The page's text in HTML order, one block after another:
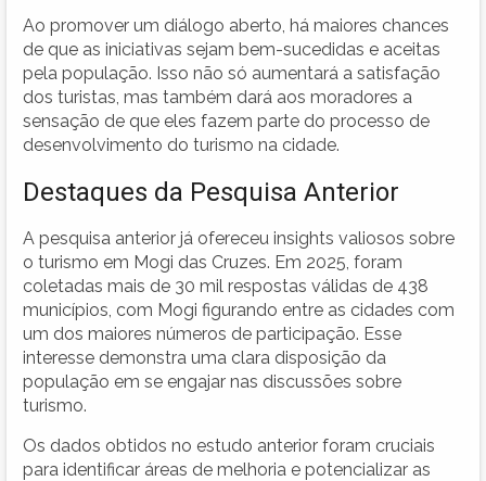
Ao promover um diálogo aberto, há maiores chances
de que as iniciativas sejam bem-sucedidas e aceitas
pela população. Isso não só aumentará a satisfação
dos turistas, mas também dará aos moradores a
sensação de que eles fazem parte do processo de
desenvolvimento do turismo na cidade.
Destaques da Pesquisa Anterior
A pesquisa anterior já ofereceu insights valiosos sobre
o turismo em Mogi das Cruzes. Em 2025, foram
coletadas mais de 30 mil respostas válidas de 438
municípios, com Mogi figurando entre as cidades com
um dos maiores números de participação. Esse
interesse demonstra uma clara disposição da
população em se engajar nas discussões sobre
turismo.
Os dados obtidos no estudo anterior foram cruciais
para identificar áreas de melhoria e potencializar as